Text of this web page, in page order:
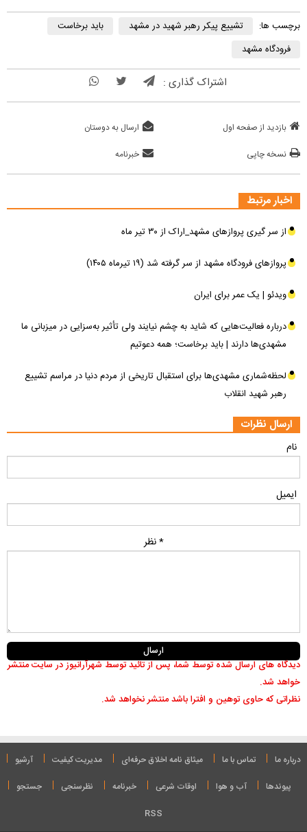
برچسب ها: تشییع پیکر رهبر شهید در مشهد
باید برخاست
فرودگاه مشهد
اشتراک گذاری :
بازدید از صفحه اول
ارسال به دوستان
نسخه چاپی
خبرنامه
اخبار مرتبط
از سر گیری پرواز‌های مشهد_اراک از ۳۰ تیر ماه
پرواز‌های فرودگاه مشهد از سر گرفته شد (۱۹ تیرماه ۱۴۰۵)
ویدئو | یک عمر برای ایران
درباره فعالیت‌هایی که شاید به چشم نیایند ولی تأثیر به‌سزایی در میزبانی ما
مشهدی‌ها دارند | باید برخاست؛ همه دعوتیم
لحظه‌شماری مشهدی‌ها برای استقبال تاریخی از مردم دنیا در مراسم تشییع
رهبر شهید انقلاب
ارسال نظرات
نام
ایمیل
* نظر
دیدگاه های ارسال شده توسط شما، پس از تائید توسط شهرآرانیوز در سایت منتشر
خواهد شد.
نظراتی که حاوی توهین و افترا باشد منتشر نخواهد شد.
درباره ما تماس با ما میثاق نامه‌ اخلاق حرفه‌ای مدیریت کیفیت
آرشیو
پیوندها
آب و هوا اوقات شرعی خبرنامه نظرسنجی
جستجو
RSS